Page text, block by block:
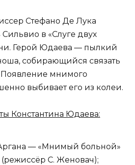
Стефано Де Лука
в «Слуге двух
Герой Юдаева — пылкий
собирающийся связать
Появление мнимого
выбивает его из колеи.
Константина Юдаева:
— «Мнимый больной»
С. Женовач);